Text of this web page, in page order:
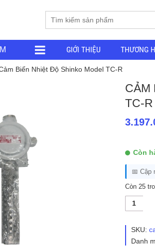
GIỚI THIỆU THƯƠNG
Biến Nhiệt Độ Shinko Model TC-R
CẢM
TC-R
Còn
📅 Cập
Còn 25
Cảm
Độ
Model
SKU:
Danh